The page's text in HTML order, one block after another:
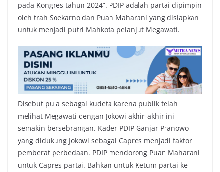
pada Kongres tahun 2024”. PDIP adalah partai dipimpin
oleh trah Soekarno dan Puan Maharani yang disiapkan
untuk menjadi putri Mahkota pelanjut Megawati.
Disebut pula sebagai kudeta karena publik telah
melihat Megawati dengan Jokowi akhir-akhir ini
semakin bersebrangan. Kader PDIP Ganjar Pranowo
yang didukung Jokowi sebagai Capres menjadi faktor
pemberat perbedaan. PDIP mendorong Puan Maharani
untuk Capres partai. Bahkan untuk Ketum partai ke